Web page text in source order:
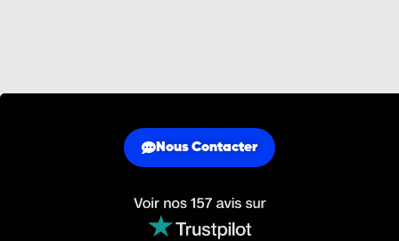
Nous Contacter